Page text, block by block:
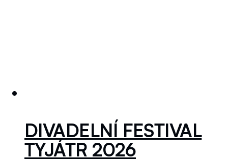
DIVADELNÍ FESTIVAL
TYJÁTR 2026